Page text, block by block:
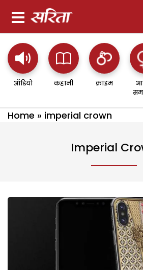
ऑडियो कहानी क्राइम
Home » imperial crown
Imperial